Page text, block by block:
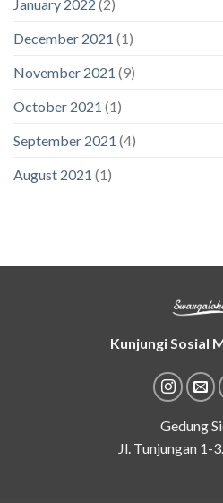
January 2022 (2)
December 2021 (1)
November 2021 (9)
October 2021 (1)
September 2021 (4)
August 2021 (1)
Kunjungi Sosial
Gedung
Jl. Tunjungan 1-